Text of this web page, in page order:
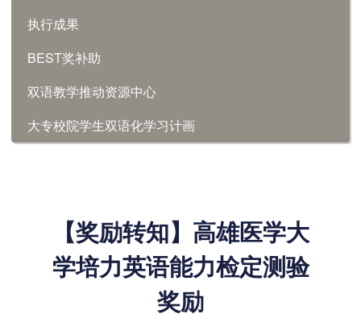
执行成果
BEST奖补助
双语教学推动资源中心
大专校院学生双语化学习计画
【奖励转知】高雄医学大
学培力英语能力检定测验
奖励